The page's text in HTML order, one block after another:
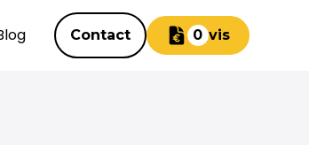
Contact Devis
0